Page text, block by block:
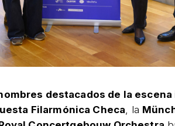
destacados de la
Filarmónica Checa , la